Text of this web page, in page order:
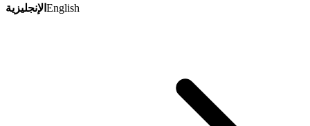
الإنجليزية English